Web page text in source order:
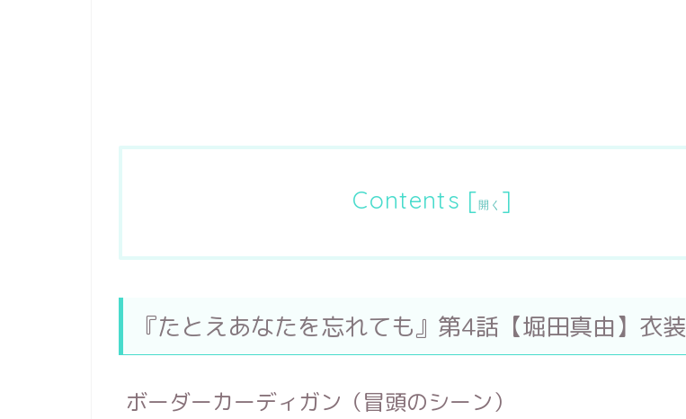
Contents [開く ]
『たとえあなたを忘れても』第4話【堀田真由】衣装
ボーダーカーディガン（冒頭のシーン）